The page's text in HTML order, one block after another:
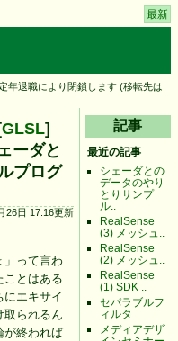
最新
年退職により閉鎖します (移転先は
記事
最近の記事
シェーダとの
データのやり
とりサンプ
ル..
RealSense
(3) メッシュ..
RealSense
(2) メッシュ..
RealSense
(1) SDK ..
セパラブルフ
ィルタ
メディアデザ
GLSL]
ーダと
プログ
26日 17:16更新
」って言わ
ことはある
にエキサイ
取られるん
が終われば